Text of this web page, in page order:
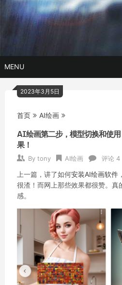
玩转AI黑科技,AI换脸，AI绘画，AI
MENU
2023年3月5日
首页 AI绘画
AI绘画第二步，模型切换和使
果！
By tony AI绘画 评论 4
上一篇，讲了如何安装AI绘画软件
很渣！而网上那些效果都很赞。真
感。